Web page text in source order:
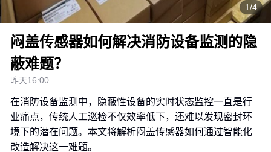
1/4
闷盖传感器如何解决消防设备监测的隐
蔽难题？
昨天16:00
在消防设备监测中，隐蔽性设备的实时状态监控一直是行
业痛点，传统人工巡检不仅效率低下，还难以发现密封环
境下的潜在问题。本文将解析闷盖传感器如何通过智能化
改造解决这一难题。